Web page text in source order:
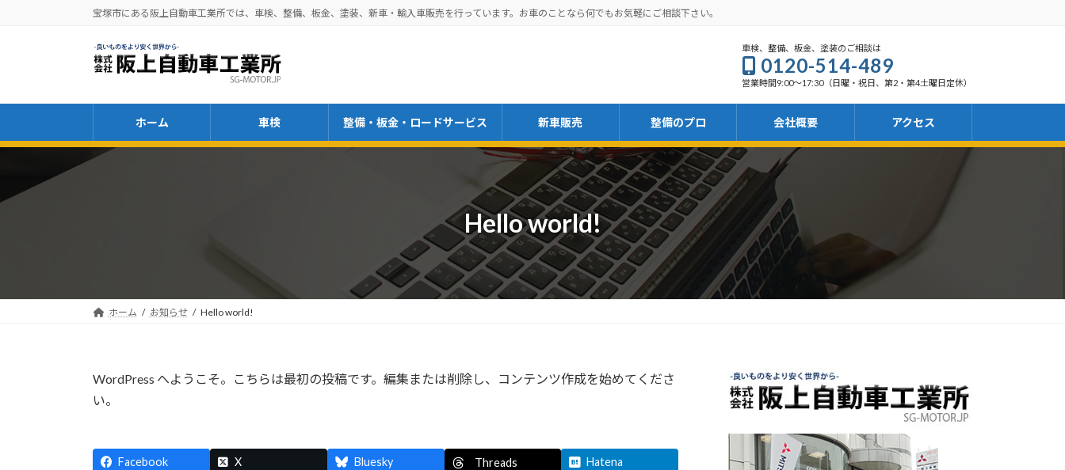
へ
キ
ョ
に
宝塚市にある阪上自動車工業所では、車検、整備、板金、塗装、新車・輸入車販売を行っています。お車のことなら何でもお気軽にご相談下さい。
車検、整備、板金、塗装のご相談は
0120-514-489
営業時間9:00～17:30（日曜・祝日、第2・第4土曜日定休）
ホーム 車検 整備・板金・ロードサービス 新車販売 整備のプロ 会社概要 アクセス
Hello world!
ホーム お知らせ Hello world!
WordPress へようこそ。こちらは最初の投稿です。編集または削除し、コンテンツ作成を始めてくださ
い。
Facebook X Bluesky Threads Hatena